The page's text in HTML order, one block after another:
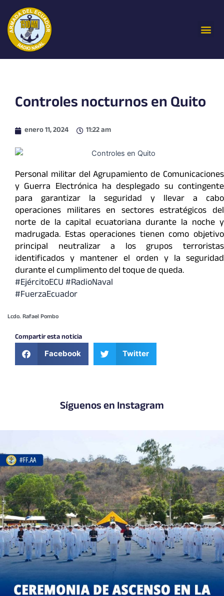
contenido
Controles nocturnos en Quito
enero 11, 2024 11:22 am
Personal militar del Agrupamiento de Comunicaciones
y Guerra Electrónica ha desplegado su contingente
para garantizar la seguridad y llevar a cabo
operaciones militares en sectores estratégicos del
norte de la capital ecuatoriana durante la noche y
madrugada. Estas operaciones tienen como objetivo
principal neutralizar a los grupos terroristas
identificados y mantener el orden y la seguridad
durante el cumplimento del toque de queda.
#EjércitoECU#RadioNaval
#FuerzaEcuador
Lcdo. Rafael Pombo
Compartir esta noticia
Facebook Twitter
Síguenos en Instagram